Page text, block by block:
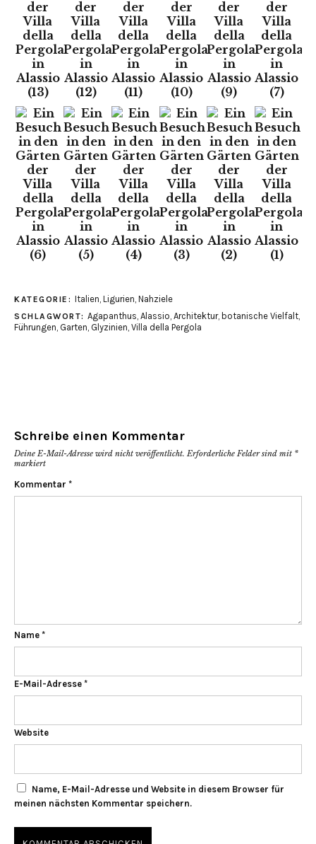
KATEGORIE: Italien, Ligurien, Nahziele
SCHLAGWORT: Agapanthus, Alassio, Architektur, botanische Vielfalt,
Führungen, Garten, Glyzinien, Villa della Pergola
Schreibe einen Kommentar
Deine E-Mail-Adresse wird nicht veröffentlicht. Erforderliche Felder sind mit *
markiert
Kommentar *
Name *
E-Mail-Adresse *
Website
Name, E-Mail-Adresse und Website in diesem Browser für
meinen nächsten Kommentar speichern.